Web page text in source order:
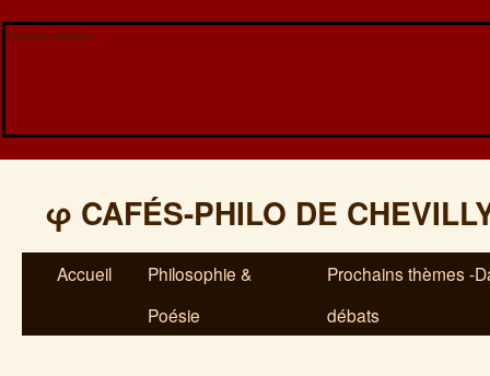
Veuillez patienter...
φ CAFÉS-PHILO DE
Accueil
Philosophie &
Poésie
Prochains thèmes -
débats